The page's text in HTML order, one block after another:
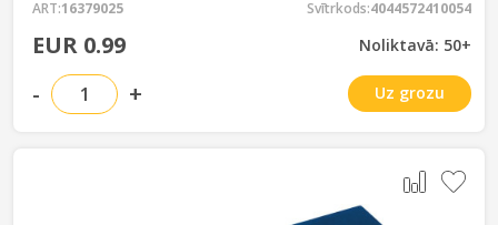
ART:16379025 Svītrkods:4044572410054
EUR 0.99 Noliktavā: 50+
- + Uz grozu